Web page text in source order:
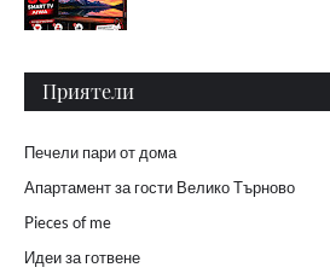
Приятели
Печели пари от дома
Апартамент за гости Велико Търново
Pieces of me
Идеи за готвене